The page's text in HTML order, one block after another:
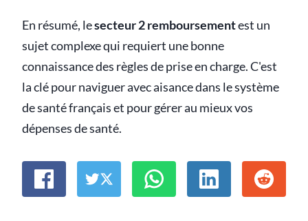
En résumé, lesecteur 2 remboursementest un
sujet complexe qui requiert une bonne
connaissance des règles de prise en charge. C'est
la clé pour naviguer avec aisance dans le système
de santé français et pour gérer au mieux vos
dépenses de santé.